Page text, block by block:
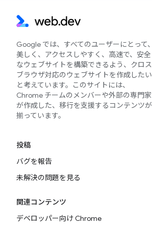
Google では、すべてのユーザーにとって、
美しく、アクセスしやすく、高速で、安全
なウェブサイトを構築できるよう、クロス
ブラウザ対応のウェブサイトを作成したい
と考えています。このサイトには、
Chrome チームのメンバーや外部の専門家
が作成した、移行を支援するコンテンツが
揃っています。
投稿
バグを報告
未解決の問題を見る
関連コンテンツ
デベロッパー向け Chrome